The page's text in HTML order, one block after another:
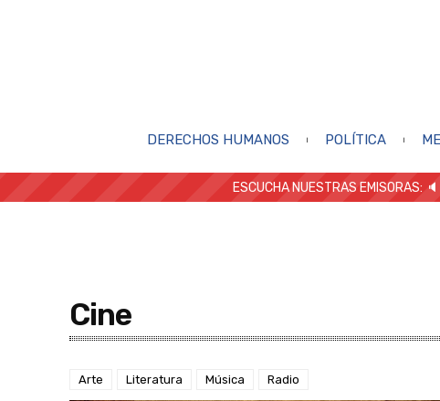
DERECHOS HUMANOS POLÍTICA
ESCUCHA NUESTRAS EMISORAS: 🔈
Cine
Arte Literatura Música Radio